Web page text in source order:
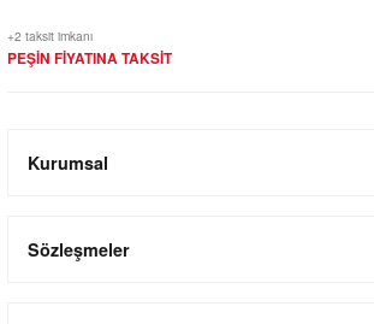
+2 taksit imkanı
PEŞİN FİYATINA TAKSİT
Kurumsal
Sözleşmeler